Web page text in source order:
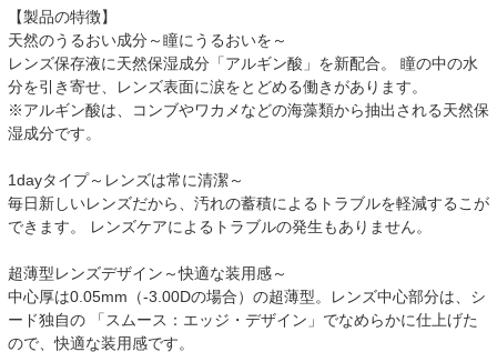
【製品の特徴】
天然のうるおい成分～瞳にうるおいを～
レンズ保存液に天然保湿成分「アルギン酸」を新配合。 瞳の中の水
分を引き寄せ、レンズ表面に涙をとどめる働きがあります。
※アルギン酸は、コンブやワカメなどの海藻類から抽出される天然保
湿成分です。
1dayタイプ～レンズは常に清潔～
毎日新しいレンズだから、汚れの蓄積によるトラブルを軽減するこが
できます。 レンズケアによるトラブルの発生もありません。
超薄型レンズデザイン～快適な装用感～
中心厚は0.05mm（-3.00Dの場合）の超薄型。レンズ中心部分は、シ
ード独自の 「スムース：エッジ・デザイン」でなめらかに仕上げた
ので、快適な装用感です。